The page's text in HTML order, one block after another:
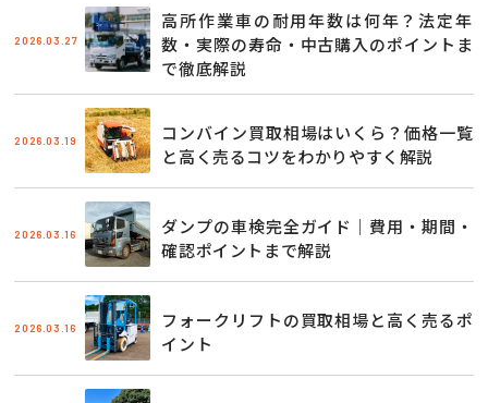
2026.03.27
高所作業車の耐用年数は何年？法定年
数・実際の寿命・中古購入のポイントま
で徹底解説
2026.03.19
コンバイン買取相場はいくら？価格一覧
と高く売るコツをわかりやすく解説
2026.03.16
ダンプの車検完全ガイド｜費用・期間・
確認ポイントまで解説
2026.03.16
フォークリフトの買取相場と高く売るポ
イント